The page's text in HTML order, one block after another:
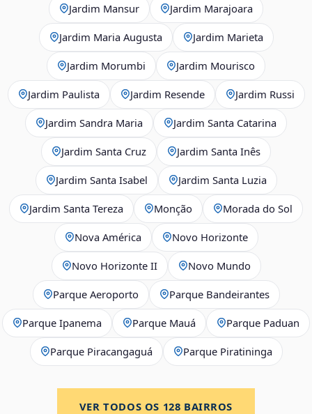
Jardim Mansur Jardim Marajoara
Jardim Maria Augusta Jardim Marieta
Jardim Morumbi Jardim Mourisco
Jardim Paulista Jardim Resende Jardim Russi
Jardim Sandra Maria Jardim Santa Catarina
Jardim Santa Cruz Jardim Santa Inês
Jardim Santa Isabel Jardim Santa Luzia
Jardim Santa Tereza Monção Morada do Sol
Nova América Novo Horizonte
Novo Horizonte II Novo Mundo
Parque Aeroporto Parque Bandeirantes
Parque Ipanema Parque Mauá Parque Paduan
Parque Piracangaguá Parque Piratininga
VER TODOS OS 128 BAIRROS